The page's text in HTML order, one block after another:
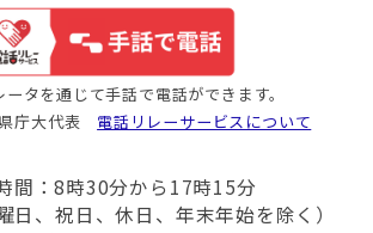
タを通じて手話で電話ができます。
庁大代表 電話リレーサービスについて
間：8時30分から17時15分
日、祝日、休日、年末年始を除く）